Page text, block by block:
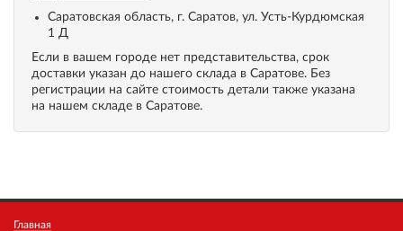
Саратовская область, г. Саратов, ул. Усть-Курдюмская
1 Д
Если в вашем городе нет представительства, срок
доставки указан до нашего склада в Саратове. Без
регистрации на сайте стоимость детали также указана
на нашем складе в Саратове.
Главная